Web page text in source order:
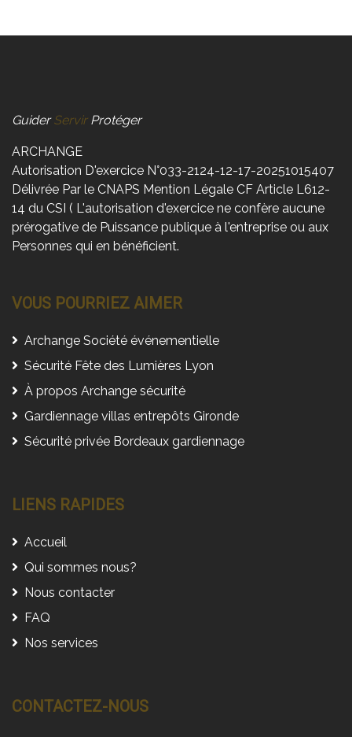
GuiderServir Protéger
ARCHANGE
Autorisation D'exercice N°033-2124-12-17-20251015407
Délivrée Par le CNAPS Mention Légale CF Article L612-
14 du CSI ( L'autorisation d'exercice ne confère aucune
prérogative de Puissance publique à l'entreprise ou aux
Personnes qui en bénéficient.
VOUS POURRIEZ AIMER
Archange Société événementielle
Sécurité Fête des Lumières Lyon
À propos Archange sécurité
Gardiennage villas entrepôts Gironde
Sécurité privée Bordeaux gardiennage
LIENS RAPIDES
Accueil
Qui sommes nous?
Nous contacter
FAQ
Nos services
CONTACTEZ-NOUS